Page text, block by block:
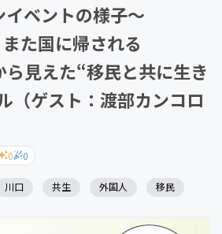
イベントの様子〜
また国に帰される
ら見えた“移民と共に生き
（ゲスト：渡部カンコロ
0 0
川口 共生 外国人 移民